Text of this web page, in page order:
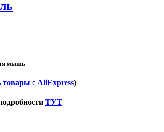
мышь
товары с AliExpress)
ТУТ